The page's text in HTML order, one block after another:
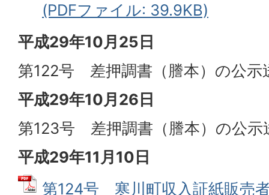
(PDFファイル: 39.9KB)
平成29年10月25日
第122号 差押調書（謄本）の公示
平成29年10月26日
第123号 差押調書（謄本）の公示
平成29年11月10日
第124号 寒川町収入証紙販売